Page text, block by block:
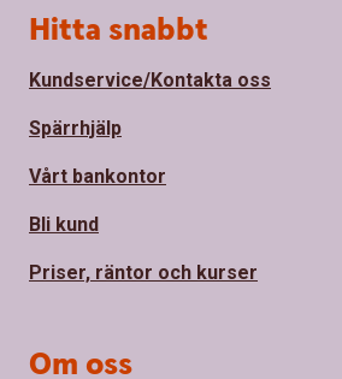
Sidfot
Hitta snabbt
Kundservice/Kontakta oss
Spärrhjälp
Vårt bankontor
Bli kund
Priser, räntor och kurser
Om oss